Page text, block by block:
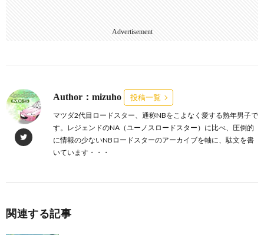
Advertisement
Author：mizuho
投稿一覧
マツダ2代目ロードスター、通称NBをこよなく愛する熟年男子で
す。レジェンドのNA（ユーノスロードスター）に比べ、圧倒的
に情報の少ないNBロードスターのアーカイブを軸に、駄文を書
いています・・・
関連する記事